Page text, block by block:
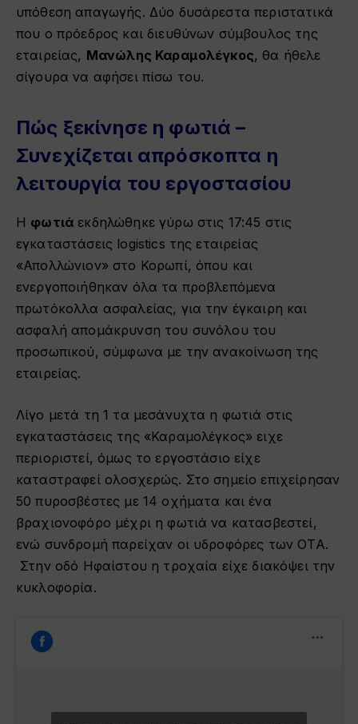
υπόθεση απαγωγής. Δύο δυσάρεστα περιστατικά
που ο πρόεδρος και διευθύνων σύμβουλος της
εταιρείας, Μανώλης Καραμολέγκος, θα ήθελε
σίγουρα να αφήσει πίσω του.
Πώς ξεκίνησε η φωτιά –
Συνεχίζεται απρόσκοπτα η
λειτουργία του εργοστασίου
H φωτιά εκδηλώθηκε γύρω στις 17:45 στις
εγκαταστάσεις logistics της εταιρείας
«Απολλώνιον» στο Κορωπί, όπου και
ενεργοποιήθηκαν όλα τα προβλεπόμενα
πρωτόκολλα ασφαλείας, για την έγκαιρη και
ασφαλή απομάκρυνση του συνόλου του
προσωπικού, σύμφωνα με την ανακοίνωση της
εταιρείας.
Λίγο μετά τη 1 τα μεσάνυχτα η φωτιά στις
εγκαταστάσεις της «Καραμολέγκος» ειχε
περιοριστεί, όμως το εργοστάσιο είχε
καταστραφεί ολοσχερώς. Στο σημείο επιχείρησαν
50 πυροσβέστες με 14 οχήματα και ένα
βραχιονοφόρο μέχρι η φωτιά να κατασβεστεί,
ενώ συνδρομή παρείχαν οι υδροφόρες των ΟΤΑ.
Στην οδό Ηφαίστου η τροχαία είχε διακόψει την
κυκλοφορία.